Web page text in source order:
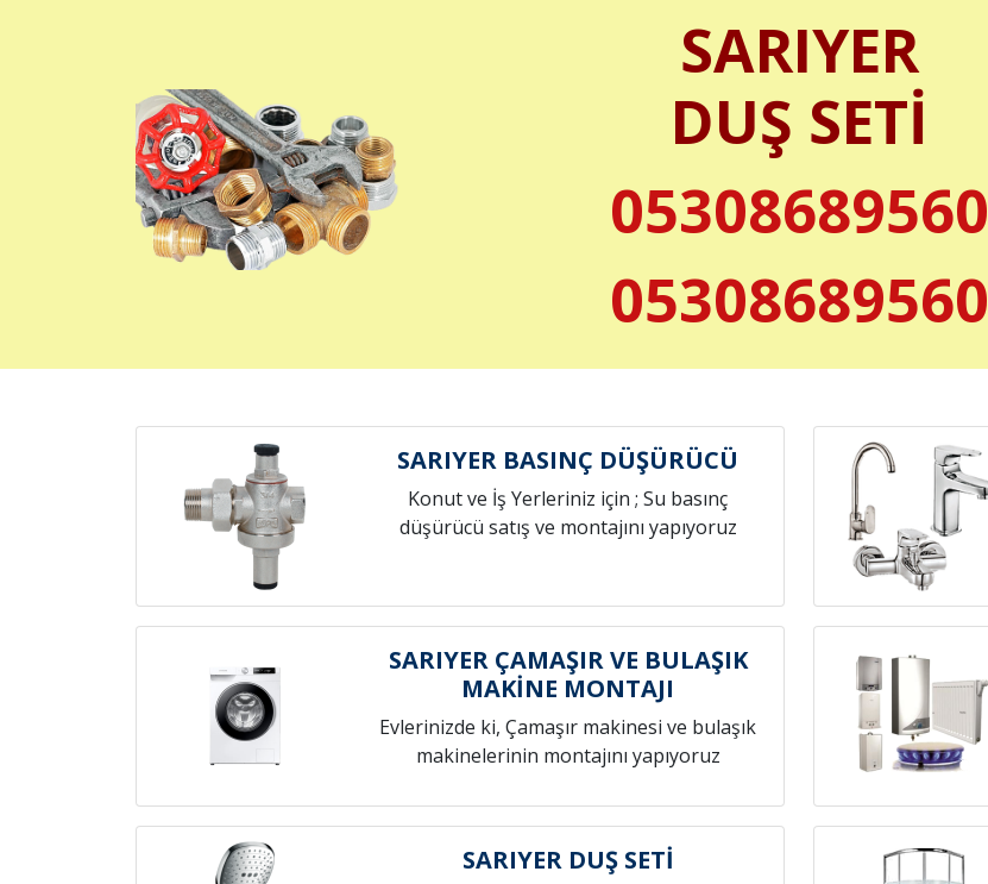
SARIYER
DUŞ SETİ
05308689560
05308689560
SARIYER BASINÇ DÜŞÜRÜCÜ
Konut ve İş Yerleriniz için ; Su basınç
düşürücü satış ve montajını yapıyoruz
SARIYER ÇAMAŞIR VE BULAŞIK
MAKİNE MONTAJI
Evlerinizde ki, Çamaşır makinesi ve bulaşık
makinelerinin montajını yapıyoruz
SARIYER DUŞ SETİ